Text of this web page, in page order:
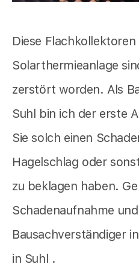
Diese Flachkollektoren
Solarthermieanlage
zerstört worden. Als
Suhl bin ich der erste
Sie solch einen
Hagelschlag oder
zu beklagen haben.
Schadenaufnahme
Bausachverständiger
in Suhl .